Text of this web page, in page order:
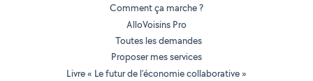
Comment ça marche ?
AlloVoisins Pro
Toutes les demandes
Proposer mes services
Livre « Le futur de l'économie collaborative »